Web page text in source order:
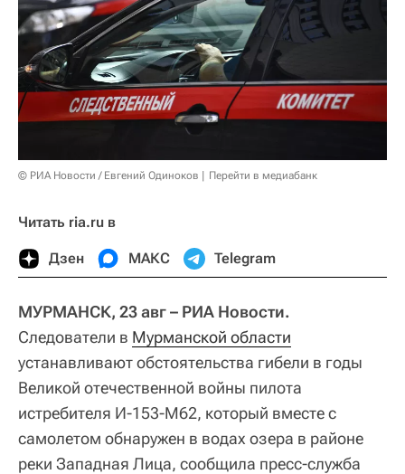
© РИА Новости / Евгений Одиноков Перейти в медиабанк
Читать ria.ru в
Дзен МАКС Telegram
МУРМАНСК, 23 авг – РИА Новости.
Следователи в Мурманской области
устанавливают обстоятельства гибели в годы
Великой отечественной войны пилота
истребителя И-153-М62, который вместе с
самолетом обнаружен в водах озера в районе
реки Западная Лица, сообщила пресс-служба